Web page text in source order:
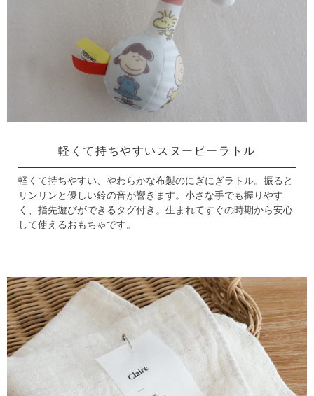
軽くて持ちやすいスヌーピーラトル
軽くて持ちやすい、やわらかな布製のにぎにぎラトル。 振ると
リンリンと優しい鈴の音が響きます。 小さな手でも握りやす
く、指先遊びができるタグ付き。 生まれてすぐの時期から安心
して使えるおもちゃです。